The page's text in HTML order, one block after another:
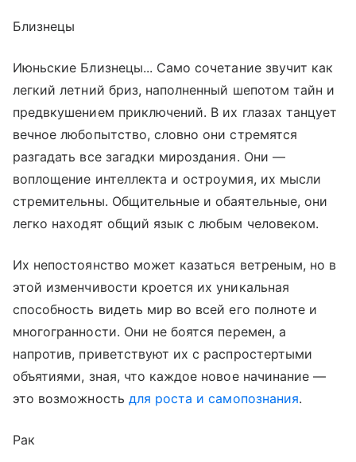
Близнецы
Июньские Близнецы... Само сочетание звучит как
легкий летний бриз, наполненный шепотом тайн и
предвкушением приключений. В их глазах танцует
вечное любопытство, словно они стремятся
разгадать все загадки мироздания. Они —
воплощение интеллекта и остроумия, их мысли
стремительны. Общительные и обаятельные, они
легко находят общий язык с любым человеком.
Их непостоянство может казаться ветреным, но в
этой изменчивости кроется их уникальная
способность видеть мир во всей его полноте и
многогранности. Они не боятся перемен, а
напротив, приветствуют их с распростертыми
объятиями, зная, что каждое новое начинание —
это возможность для роста и самопознания.
Рак